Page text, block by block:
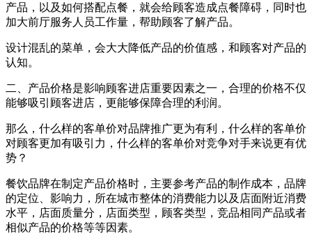
产品，以及如何搭配点餐，就会给顾客造成点餐障碍，同时也
加大前厅服务人员工作量，帮助顾客了解产品。
设计混乱的菜单，会大大降低产品的价值感，和顾客对产品的
认知。
二、产品价格是影响顾客进店重要因素之一，合理的价格不仅
能够吸引顾客进店，更能够保障合理的利润。
那么，什么样的客单价对品牌推广更为有利，什么样的客单价
对顾客更加有吸引力，什么样的客单价对竞争对手来说更有优
势？
餐饮品牌在制定产品价格时，主要参考产品的制作成本，品牌
的定位、影响力，所在城市整体的消费能力以及店面附近消费
水平，店面质量分，店面类型，顾客类型，竞品相同产品或者
相似产品的价格等等因素。